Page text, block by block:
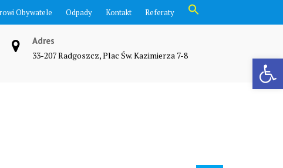
Otwórz pasek narzędzi
Obywatele Odpady Kontakt Referaty
Search Button
Adres
33-207 Radgoszcz, Plac Św. Kazimierza 7-8